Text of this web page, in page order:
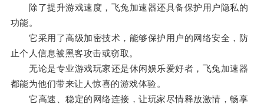
除了提升游戏速度，飞兔加速器还具备保护用户隐私的
功能。
它采用了高级加密技术，能够保护用户的网络安全，防
止个人信息被黑客攻击或窃取。
无论是专业游戏玩家还是休闲娱乐爱好者，飞兔加速器
都能为他们带来让人惊喜的游戏体验。
它高速、稳定的网络连接，让玩家尽情释放激情，畅享